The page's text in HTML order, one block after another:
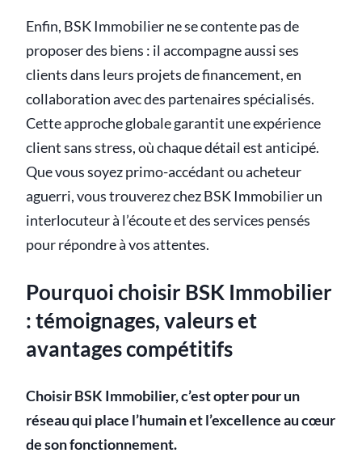
Enfin, BSK Immobilier ne se contente pas de
proposer des biens : il accompagne aussi ses
clients dans leurs projets de financement, en
collaboration avec des partenaires spécialisés.
Cette approche globale garantit une expérience
client sans stress, où chaque détail est anticipé.
Que vous soyez primo-accédant ou acheteur
aguerri, vous trouverez chez BSK Immobilier un
interlocuteur à l’écoute et des services pensés
pour répondre à vos attentes.
Pourquoi choisir BSK Immobilier
: témoignages, valeurs et
avantages compétitifs
Choisir BSK Immobilier, c’est opter pour un
réseau qui place l’humain et l’excellence au cœur
de son fonctionnement.